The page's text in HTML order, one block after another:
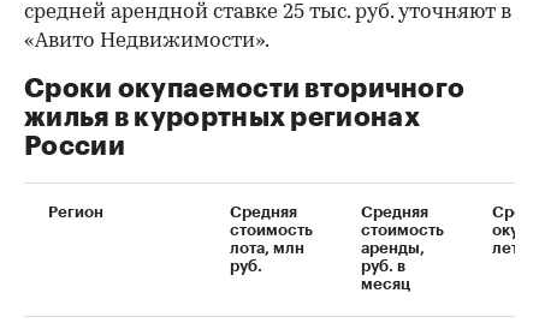
средней арендной ставке 25 тыс. руб. уточняют в
«Авито Недвижимости».
Сроки окупаемости вторичного
жилья в курортных регионах
России
Регион
Средняя
стоимость
лота, млн
руб.
Средняя
стоимость
аренды,
руб. в
месяц
Срок
лет